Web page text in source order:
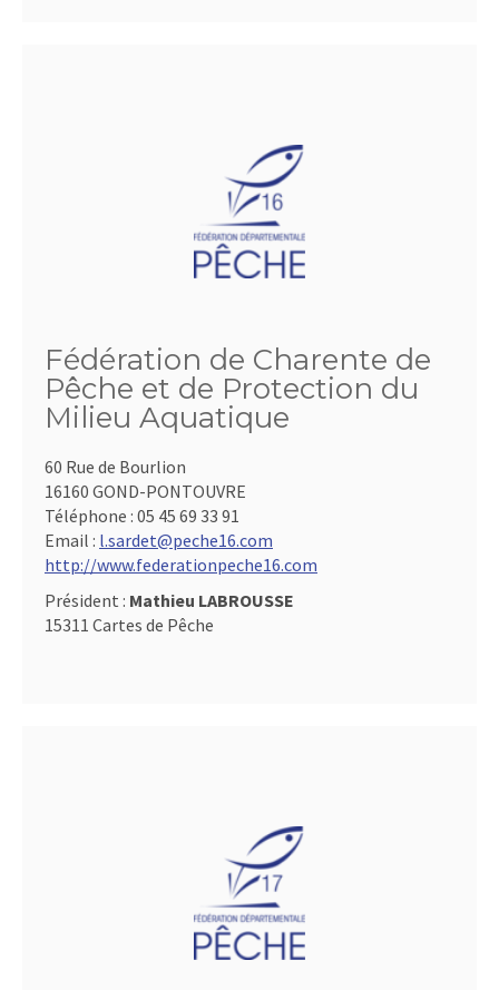
Fédération de Charente de
Pêche et de Protection du
Milieu Aquatique
60 Rue de Bourlion
16160 GOND-PONTOUVRE
Téléphone : 05 45 69 33 91
Email : l.sardet@peche16.com
http://www.federationpeche16.com
Président : Mathieu LABROUSSE
15311 Cartes de Pêche